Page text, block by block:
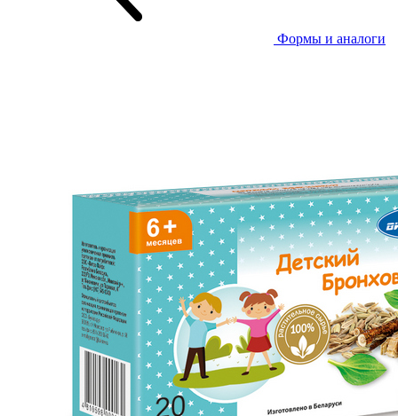
Формы и аналоги